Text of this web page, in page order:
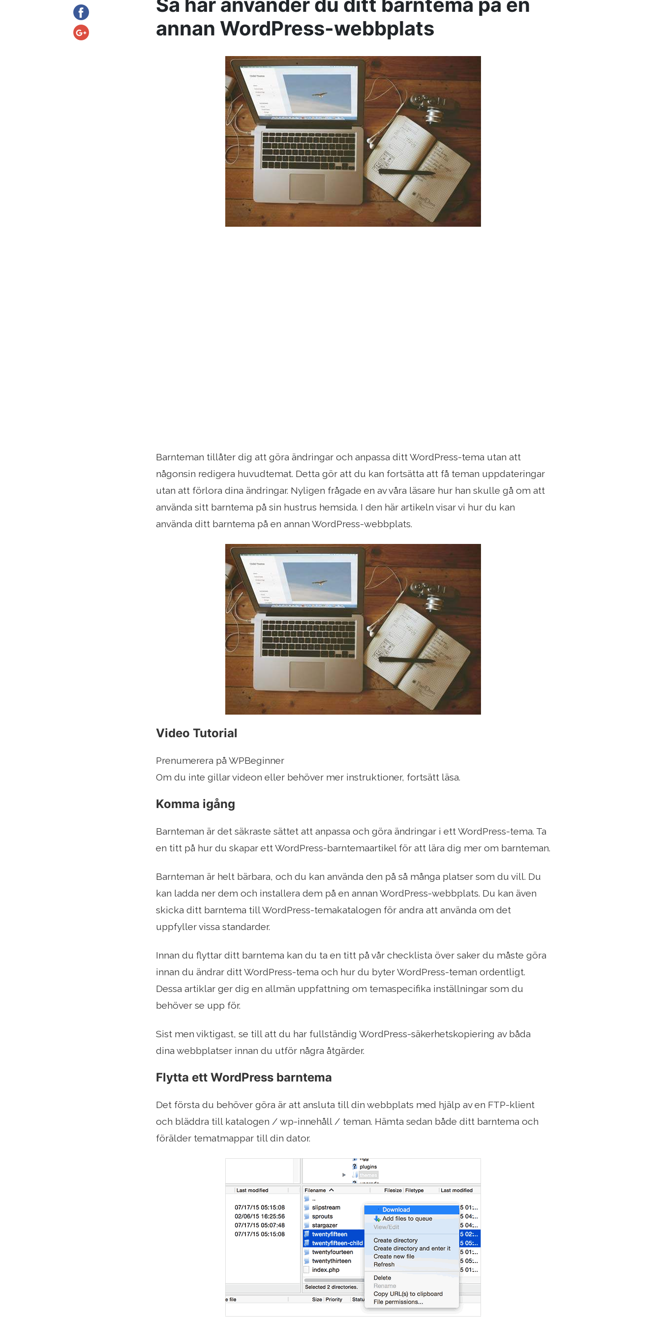
annan WordPress-webbplats
Barnteman tillåter dig att göra ändringar och anpassa ditt WordPress-tema utan att
någonsin redigera huvudtemat. Detta gör att du kan fortsätta att få teman uppdateringar
utan att förlora dina ändringar. Nyligen frågade en av våra läsare hur han skulle gå om att
använda sitt barntema på sin hustrus hemsida. I den här artikeln visar vi hur du kan
använda ditt barntema på en annan WordPress-webbplats.
Video Tutorial
Prenumerera på WPBeginner
Om du inte gillar videon eller behöver mer instruktioner, fortsätt läsa.
Komma igång
Barnteman är det säkraste sättet att anpassa och göra ändringar i ett WordPress-tema. Ta
en titt på hur du skapar ett WordPress-barntemaartikel för att lära dig mer om barnteman.
Barnteman är helt bärbara, och du kan använda den på så många platser som du vill. Du
kan ladda ner dem och installera dem på en annan WordPress-webbplats. Du kan även
skicka ditt barntema till WordPress-temakatalogen för andra att använda om det
uppfyller vissa standarder.
Innan du flyttar ditt barntema kan du ta en titt på vår checklista över saker du måste göra
innan du ändrar ditt WordPress-tema och hur du byter WordPress-teman ordentligt.
Dessa artiklar ger dig en allmän uppfattning om temaspecifika inställningar som du
behöver se upp för.
Sist men viktigast, se till att du har fullständig WordPress-säkerhetskopiering av båda
dina webbplatser innan du utför några åtgärder.
Flytta ett WordPress barntema
Det första du behöver göra är att ansluta till din webbplats med hjälp av en FTP-klient
och bläddra till katalogen / wp-innehåll / teman. Hämta sedan både ditt barntema och
förälder tematmappar till din dator.